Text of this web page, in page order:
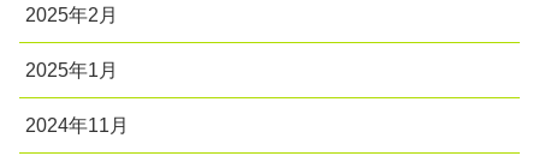
2025年2月
2025年1月
2024年11月